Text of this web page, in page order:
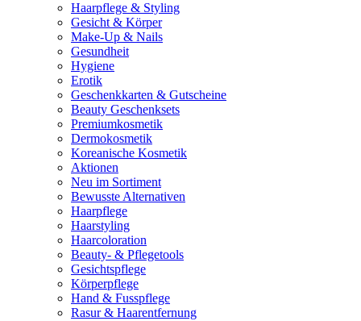
Haarpflege & Styling
Gesicht & Körper
Make-Up & Nails
Gesundheit
Hygiene
Erotik
Geschenkkarten & Gutscheine
Beauty Geschenksets
Premiumkosmetik
Dermokosmetik
Koreanische Kosmetik
Aktionen
Neu im Sortiment
Bewusste Alternativen
Haarpflege
Haarstyling
Haarcoloration
Beauty- & Pflegetools
Gesichtspflege
Körperpflege
Hand & Fusspflege
Rasur & Haarentfernung